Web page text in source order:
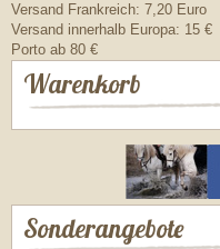
Versand Frankreich: 7,20 Euro
Versand innerhalb Europa: 15 €
Porto ab 80 €
Warenkorb
Sonderangebote